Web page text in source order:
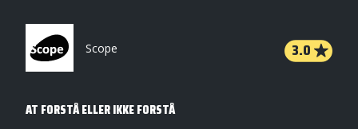
Scope 3.0
AT FORSTÅ ELLER IKKE FORSTÅ